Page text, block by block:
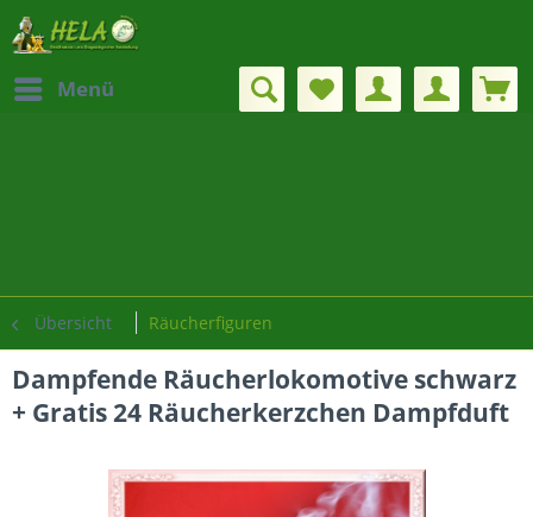
Menü
Übersicht Räucherfiguren
Dampfende Räucherlokomotive schwarz
+ Gratis 24 Räucherkerzchen Dampfduft